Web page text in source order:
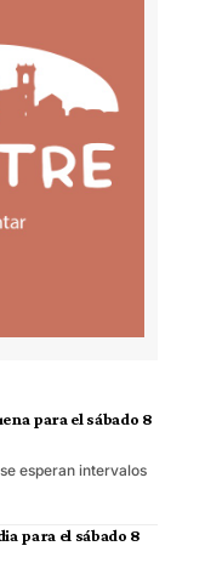
para el sábado 8
esperan intervalos
para el sábado 8